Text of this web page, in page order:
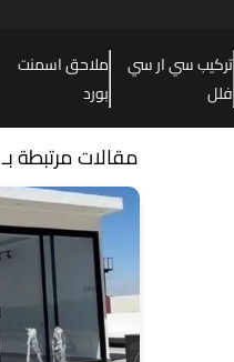
تركيب سي ار سي
فلل
ملاحق اسمنت
بورد
مقالات مرتبطة بـ